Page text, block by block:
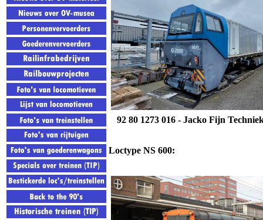
92 80 1273 016 - Jacko Fijn
Loctype NS 600: